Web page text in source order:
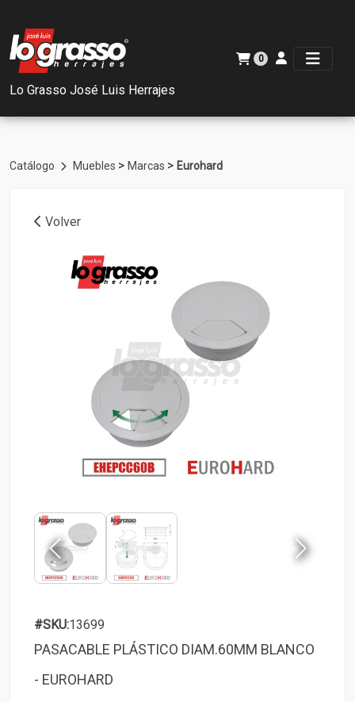
Lo Grasso José Luis Herrajes
0
Catálogo Muebles > Marcas > Eurohard
Volver
#SKU:13699
PASACABLE PLÁSTICO DIAM.60MM BLANCO
- EUROHARD